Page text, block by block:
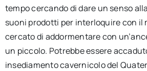
tempo cercando di dare un senso
suoni prodotti per interloquire con il
cercato di addormentare con
un piccolo. Potrebbe essere
insediamento cavernicolo del